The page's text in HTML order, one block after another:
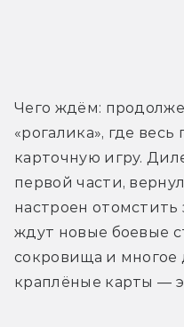
Чего ждём:
«рогалика», где
карточную игру.
первой части,
настроен отомстить
ждут новые боевые
сокровища и многое
краплёные карты —